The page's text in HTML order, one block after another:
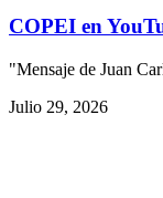
COPEI en
"Mensaje de Juan
Julio 29, 2026